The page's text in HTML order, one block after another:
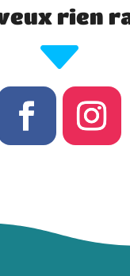
rien
C